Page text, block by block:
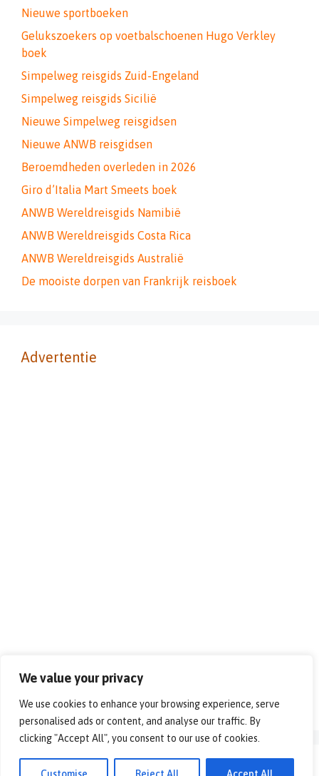
We value your privacy
We use cookies to enhance your browsing experience, serve
personalised ads or content, and analyse our traffic. By
clicking "Accept All", you consent to our use of cookies.
Nieuwe sportboeken
Gelukszoekers op voetbalschoenen Hugo Verkley
boek
Simpelweg reisgids Zuid-Engeland
Simpelweg reisgids Sicilië
Nieuwe Simpelweg reisgidsen
Nieuwe ANWB reisgidsen
Beroemdheden overleden in 2026
Giro d’Italia Mart Smeets boek
ANWB Wereldreisgids Namibië
ANWB Wereldreisgids Costa Rica
ANWB Wereldreisgids Australië
De mooiste dorpen van Frankrijk reisboek
Advertentie